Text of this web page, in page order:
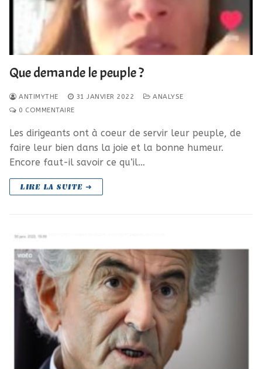
Que demande le peuple ?
ANTIMYTHE 31 JANVIER 2022
ANALYSE
0 COMMENTAIRE
Les dirigeants ont à coeur de servir leur peuple, de
faire leur bien dans la joie et la bonne humeur.
Encore faut-il savoir ce qu’il…
LIRE LA SUITE ➜